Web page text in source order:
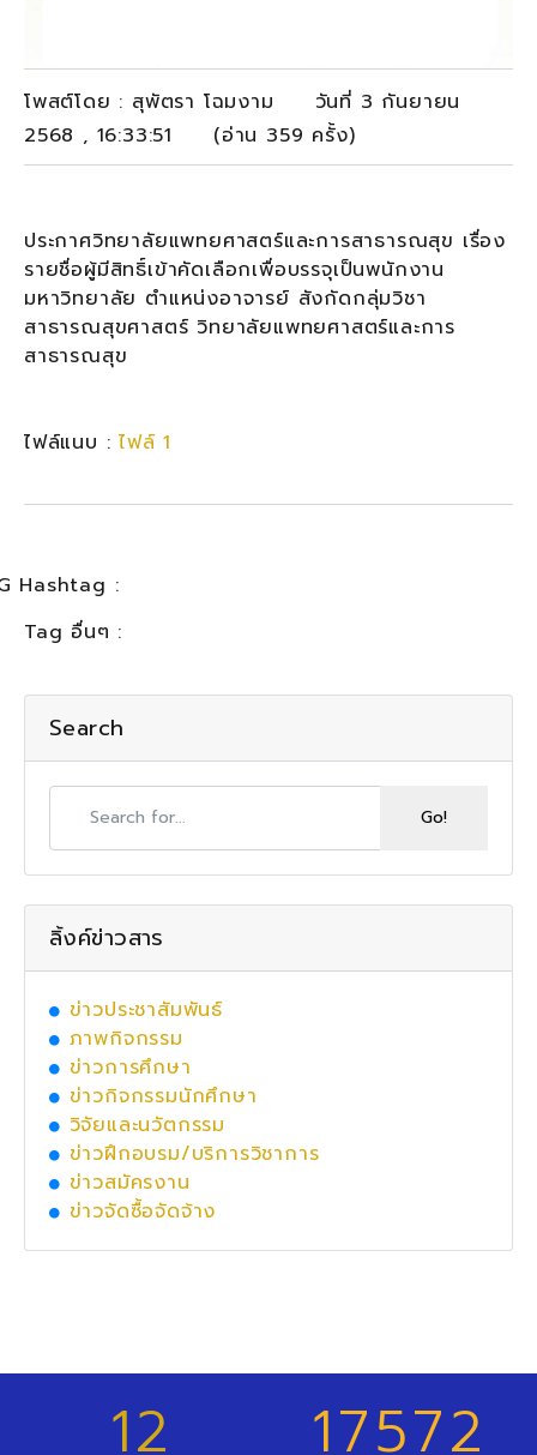
โพสต์โดย : สุพัตรา โฉมงาม วันที่ 3 กันยายน
2568 , 16:33:51 (อ่าน 359 ครั้ง)
ประกาศวิทยาลัยแพทยศาสตร์และการสาธารณสุข เรื่อง
รายชื่อผู้มีสิทธิ์เข้าคัดเลือกเพื่อบรรจุเป็นพนักงาน
มหาวิทยาลัย ตำแหน่งอาจารย์ สังกัดกลุ่มวิชา
สาธารณสุขศาสตร์ วิทยาลัยแพทยศาสตร์และการ
สาธารณสุข
ไฟล์แนบ :ไฟล์ 1
Hashtag :
Tag อื่นๆ :
Search
ลิ้งค์ข่าวสาร
ข่าวประชาสัมพันธ์
ภาพกิจกรรม
ข่าวการศึกษา
ข่าวกิจกรรมนักศึกษา
วิจัยและนวัตกรรม
ข่าวฝึกอบรม/บริการวิชาการ
ข่าวสมัครงาน
ข่าวจัดซื้อจัดจ้าง
12 17572